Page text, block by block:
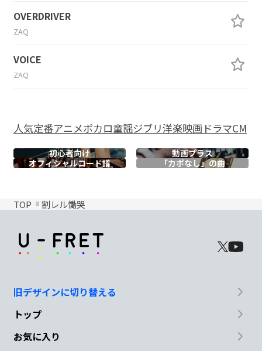
OVERDRIVER
ZAQ
VOICE
ZAQ
人気定番アニメボカロ童謡ジブリ洋楽映画ドラマCM
初心者向け
動画プラス
オフィシャルコード譜 「カポなし」の曲
TOP 割レル慟哭
旧デザインに切り替える
トップ
お気に入り